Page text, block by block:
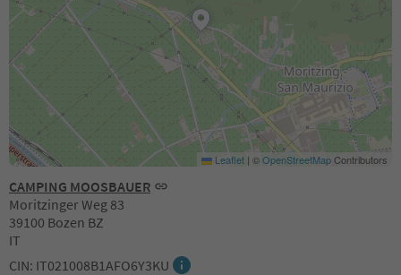
CAMPING MOOSBAUER
Moritzinger Weg 83
39100 Bozen BZ
IT
CIN: IT021008B1AFO6Y3KU
Leaflet | ©OpenStreetMapContributors